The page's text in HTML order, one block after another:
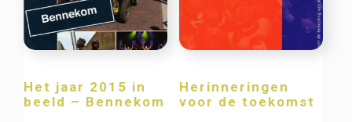
Het jaar 2015 in
beeld – Bennekom
Herinneringen
voor de toekomst